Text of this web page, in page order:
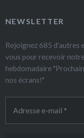
NEWSLETTER
Rejoignez 685 d'autres
vous pour recevoir
hebdomadaire
nos écrans!"